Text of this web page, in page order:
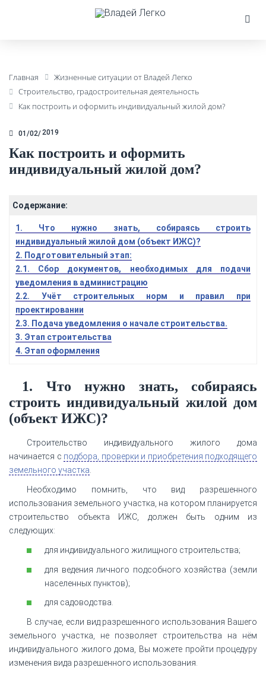
Главная
Жизненные ситуации от Владей Легко
Строительство, градостроительная деятельность
Как построить и оформить индивидуальный жилой дом?
01/02 2019
Как построить и оформить
индивидуальный жилой дом?
Содержание:
1. Что нужно знать, собираясь строить
индивидуальный жилой дом (объект ИЖС)?
2. Подготовительный этап:
2.1. Сбор документов, необходимых для подачи
уведомления в администрацию
2.2. Учёт строительных норм и правил при
проектировании
2.3. Подача уведомления о начале строительства.
3. Этап строительства
4. Этап оформления
1. Что нужно знать, собираясь
строить индивидуальный жилой дом
(объект ИЖС)?
Строительство индивидуального жилого дома
начинается с подбора, проверки и приобретения подходящего
земельного участка
Необходимо помнить, что вид разрешенного
использования земельного участка, на котором планируется
строительство объекта ИЖС, должен быть одним из
следующих:
для индивидуального жилищного строительства;
для ведения личного подсобного хозяйства (земли
населенных пунктов);
для садоводства.
В случае, если вид разрешенного использования Вашего
земельного участка, не позволяет строительства на нём
индивидуального жилого дома, Вы можете пройти процедуру
изменения вида разрешенного использования.